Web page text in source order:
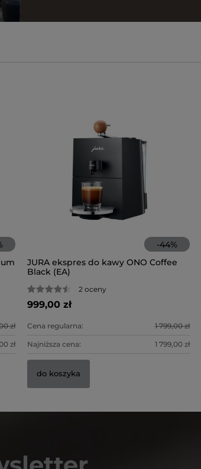
zł
zł
-44%
JURA ekspres do kawy ONO Coffee
Black (EA)
2 oceny
999,00 zł
Cena regularna: 1 799,00 zł
Najniższa cena: 1 799,00 zł
do koszyka